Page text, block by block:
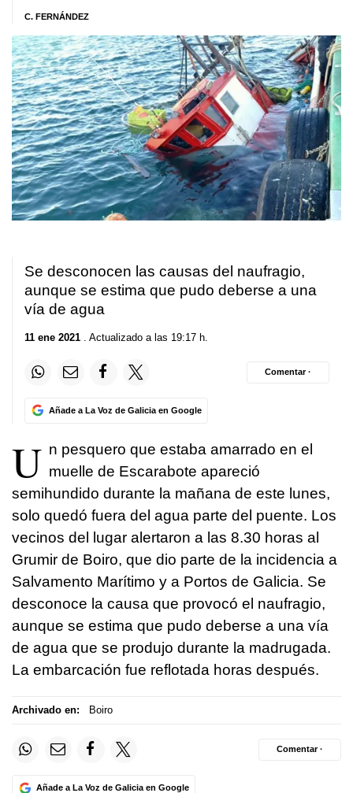
C. FERNÁNDEZ
Se desconocen las causas del naufragio,
aunque se estima que pudo deberse a una
vía de agua
11 ene 2021 . Actualizado a las 19:17 h.
Añade a La Voz de Galicia en Google
Comentar ·
U n pesquero que estaba amarrado en el
muelle de Escarabote apareció
semihundido durante la mañana de este lunes,
solo quedó fuera del agua parte del puente. Los
vecinos del lugar alertaron a las 8.30 horas al
Grumir de Boiro, que dio parte de la incidencia a
Salvamento Marítimo y a Portos de Galicia. Se
desconoce la causa que provocó el naufragio,
aunque se estima que pudo deberse a una vía
de agua que se produjo durante la madrugada.
La embarcación fue reflotada horas después.
Archivado en: Boiro
Añade a La Voz de Galicia en Google
Comentar ·